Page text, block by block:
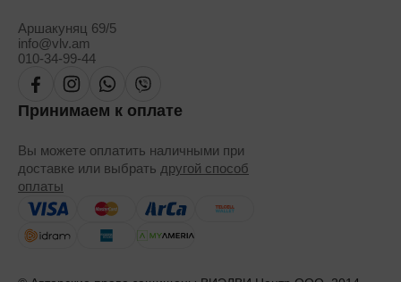
Аршакуняц 69/5
info@vlv.am
010-34-99-44
Принимаем к оплате
Вы можете оплатить наличными при
доставке или выбрать другой способ
оплаты